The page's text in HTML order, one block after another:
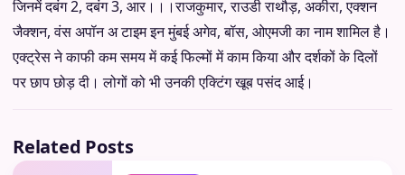
जिनमें दबंग 2, दबंग 3, आर।।।राजकुमार, राउडी राथौड़, अकीरा, एक्शन
जैक्शन, वंस अपॉन अ टाइम इन मुंबई अगेव, बॉस, ओएमजी का नाम शामिल है।
एक्ट्रेस ने काफी कम समय में कई फिल्मों में काम किया और दर्शकों के दिलों
पर छाप छोड़ दी। लोगों को भी उनकी एक्टिंग खूब पसंद आई।
Related Posts